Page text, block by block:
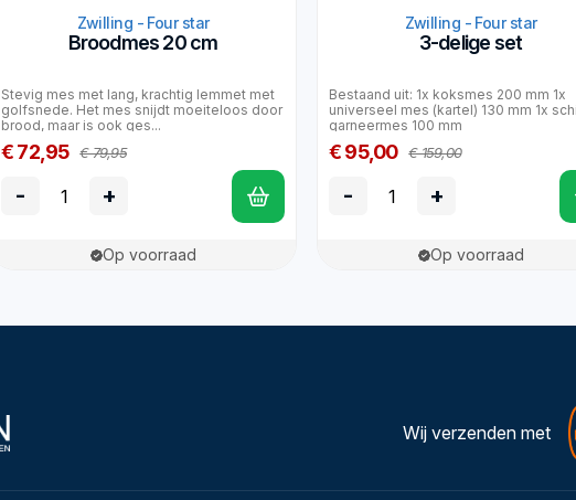
Zwilling - Four star
Broodmes 20 cm
Stevig mes met lang, krachtig lemmet met
golfsnede. Het mes snijdt moeiteloos door
brood, maar is ook ges...
€ 72,95 € 79,95
- +
Op voorraad
Zwilling - Four star
3-delige set
Bestaand uit: 1x koksmes 200 mm 1x
universeel mes (kartel) 130 mm 1x
garneermes 100 mm
€ 95,00 € 159,00
- +
Op voorraad
Wij verzenden met